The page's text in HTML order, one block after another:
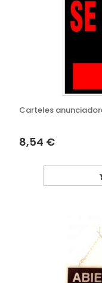
Carteles
8,54 €